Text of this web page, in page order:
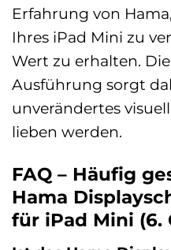
Erfahrung von
Ihres iPad Mini zu
Wert zu erhalten.
Ausführung sorgt
unverändertes
lieben werden.
FAQ – Häufig
Hama
für iPad Mini (6.